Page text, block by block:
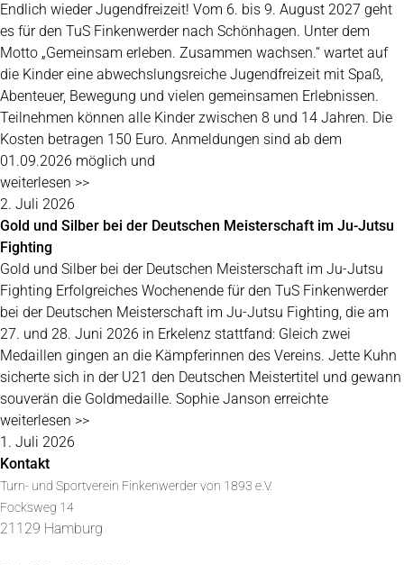
Endlich wieder Jugendfreizeit! Vom 6. bis 9. August 2027 geht
es für den TuS Finkenwerder nach Schönhagen. Unter dem
Motto „Gemeinsam erleben. Zusammen wachsen.“ wartet auf
die Kinder eine abwechslungsreiche Jugendfreizeit mit Spaß,
Abenteuer, Bewegung und vielen gemeinsamen Erlebnissen.
Teilnehmen können alle Kinder zwischen 8 und 14 Jahren. Die
Kosten betragen 150 Euro. Anmeldungen sind ab dem
01.09.2026 möglich und
weiterlesen >>
2. Juli 2026
Gold und Silber bei der Deutschen Meisterschaft im Ju-Jutsu
Fighting
Gold und Silber bei der Deutschen Meisterschaft im Ju-Jutsu
Fighting Erfolgreiches Wochenende für den TuS Finkenwerder
bei der Deutschen Meisterschaft im Ju-Jutsu Fighting, die am
27. und 28. Juni 2026 in Erkelenz stattfand: Gleich zwei
Medaillen gingen an die Kämpferinnen des Vereins. Jette Kuhn
sicherte sich in der U21 den Deutschen Meistertitel und gewann
souverän die Goldmedaille. Sophie Janson erreichte
weiterlesen >>
1. Juli 2026
Kontakt
Turn- und Sportverein Finkenwerder von 1893 e.V.
Focksweg 14
21129 Hamburg